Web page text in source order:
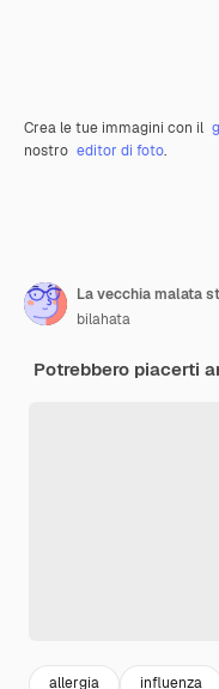
Crea le tue immagini con il
nostro editor di foto.
bilahata
Potrebbero piacerti
allergia influenza